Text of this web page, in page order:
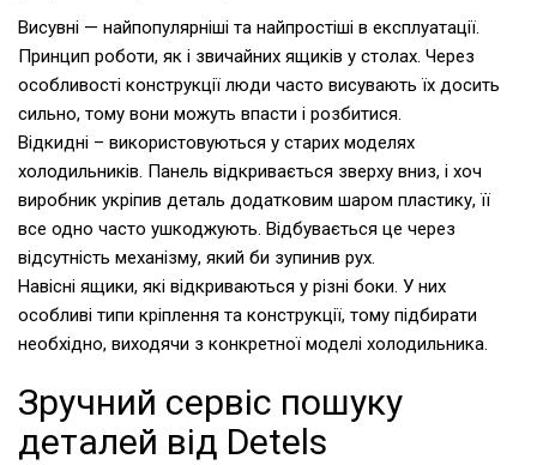
Висувні — найпопулярніші та найпростіші в експлуатації.
Принцип роботи, як і звичайних ящиків у столах. Через
особливості конструкції люди часто висувають їх досить
сильно, тому вони можуть впасти і розбитися.
Відкидні – використовуються у старих моделях
холодильників. Панель відкривається зверху вниз, і хоч
виробник укріпив деталь додатковим шаром пластику, її
все одно часто ушкоджують. Відбувається це через
відсутність механізму, який би зупинив рух.
Навісні ящики, які відкриваються у різні боки. У них
особливі типи кріплення та конструкції, тому підбирати
необхідно, виходячи з конкретної моделі холодильника.
Зручний сервіс пошуку
деталей від Detels